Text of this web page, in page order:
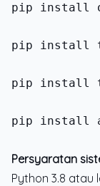
pip install
pip install
pip install
pip install
Persyaratan
Python 3.8 atau